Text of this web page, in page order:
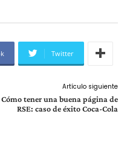
Twitter
Artículo siguiente
Cómo tener una buena página de
RSE: caso de éxito Coca-Cola